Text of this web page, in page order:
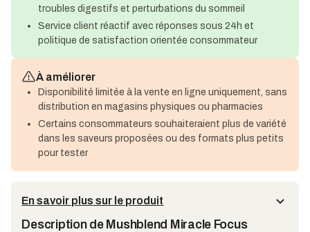
troubles digestifs et perturbations du sommeil
Service client réactif avec réponses sous 24h et
politique de satisfaction orientée consommateur
À améliorer
Disponibilité limitée à la vente en ligne uniquement, sans
distribution en magasins physiques ou pharmacies
Certains consommateurs souhaiteraient plus de variété
dans les saveurs proposées ou des formats plus petits
pour tester
En savoir plus sur le produit
Description de Mushblend Miracle Focus